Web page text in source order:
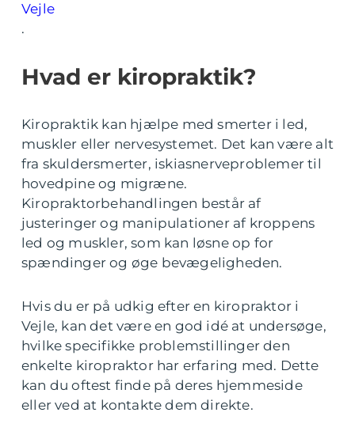
Vejle
.
Hvad er kiropraktik?
Kiropraktik kan hjælpe med smerter i led,
muskler eller nervesystemet. Det kan være alt
fra skuldersmerter, iskiasnerveproblemer til
hovedpine og migræne.
Kiropraktorbehandlingen består af
justeringer og manipulationer af kroppens
led og muskler, som kan løsne op for
spændinger og øge bevægeligheden.
Hvis du er på udkig efter en kiropraktor i
Vejle, kan det være en god idé at undersøge,
hvilke specifikke problemstillinger den
enkelte kiropraktor har erfaring med. Dette
kan du oftest finde på deres hjemmeside
eller ved at kontakte dem direkte.